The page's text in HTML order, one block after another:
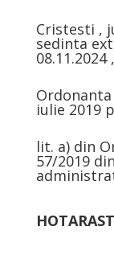
Cristesti ,
sedinta
08.11.2024 ,
Avand
iulie 2019
In
lit. a) din
57/2019